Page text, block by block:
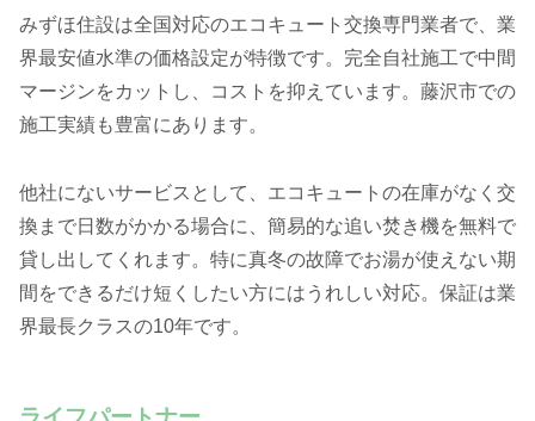
みずほ住設は全国対応のエコキュート交換専門業者で、業
界最安値水準の価格設定が特徴です。完全自社施工で中間
マージンをカットし、コストを抑えています。藤沢市での
施工実績も豊富にあります。
他社にないサービスとして、エコキュートの在庫がなく交
換まで日数がかかる場合に、簡易的な追い焚き機を無料で
貸し出してくれます。特に真冬の故障でお湯が使えない期
間をできるだけ短くしたい方にはうれしい対応。保証は業
界最長クラスの10年です。